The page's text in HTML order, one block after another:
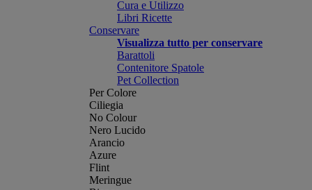
Cura e Utilizzo
Libri Ricette
Conservare
Visualizza tutto per conservare
Barattoli
Contenitore Spatole
Pet Collection
Per Colore
Ciliegia
No Colour
Nero Lucido
Arancio
Azure
Flint
Meringue